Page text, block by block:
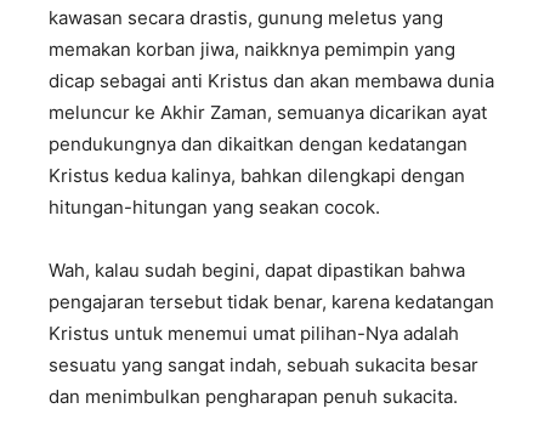
kawasan secara drastis, gunung meletus yang
memakan korban jiwa, naikknya pemimpin yang
dicap sebagai anti Kristus dan akan membawa dunia
meluncur ke Akhir Zaman, semuanya dicarikan ayat
pendukungnya dan dikaitkan dengan kedatangan
Kristus kedua kalinya, bahkan dilengkapi dengan
hitungan-hitungan yang seakan cocok.
Wah, kalau sudah begini, dapat dipastikan bahwa
pengajaran tersebut tidak benar, karena kedatangan
Kristus untuk menemui umat pilihan-Nya adalah
sesuatu yang sangat indah, sebuah sukacita besar
dan menimbulkan pengharapan penuh sukacita.